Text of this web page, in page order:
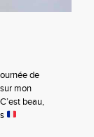
de
mon
beau,